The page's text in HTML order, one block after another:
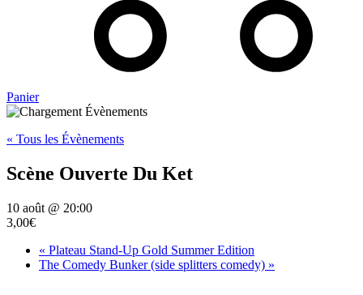
Panier
« Tous les Évènements
Scène Ouverte Du Ket
10 août @ 20:00
3,00€
« Plateau Stand-Up Gold Summer Edition
The Comedy Bunker (side splitters comedy) »